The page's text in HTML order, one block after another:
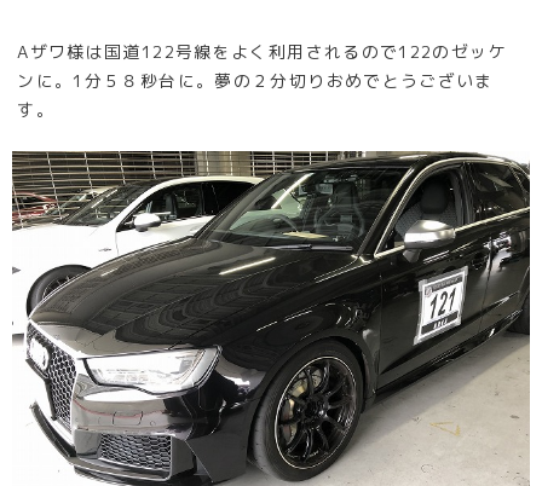
Aザワ様は国道122号線をよく利用されるので122のゼッケ
ンに。1分５８秒台に。夢の２分切りおめでとうございま
す。